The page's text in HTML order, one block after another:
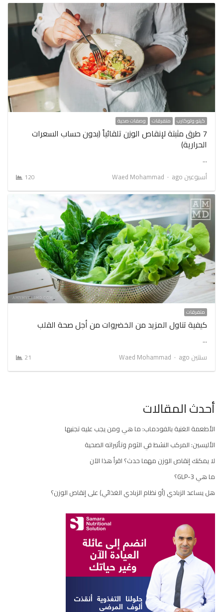
كيتو ولوكارب متفرقات وصفات صحية
7 طرق مثبتة لإنقاص الوزن تلقائياً (بدون حساب السعرات
الحرارية)
…
أسبوعين ago
Author
Waed Mohammad
120
متفرقات
كيفية تناول المزيد من الخضروات من أجل صحة القلب
…
سنتين ago
Author
Waed Mohammad
21
أحدث المقالات
الأطعمة الغنية بالفودماب: ما هي ومن يجب عليه تجنبها
الأليسين: المركب النشط في الثوم وتأثيراته الصحية
لا يمكنك إنقاص الوزن مهما حدث؟ اقرأ هذا الآن
ما هي GLP-3؟
هل يساعد الزبادي (أو نظام الزبادي الغذائي) على إنقاص الوزن؟